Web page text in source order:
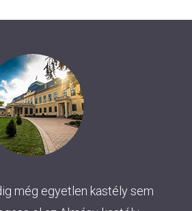
még egyetlen kastély sem